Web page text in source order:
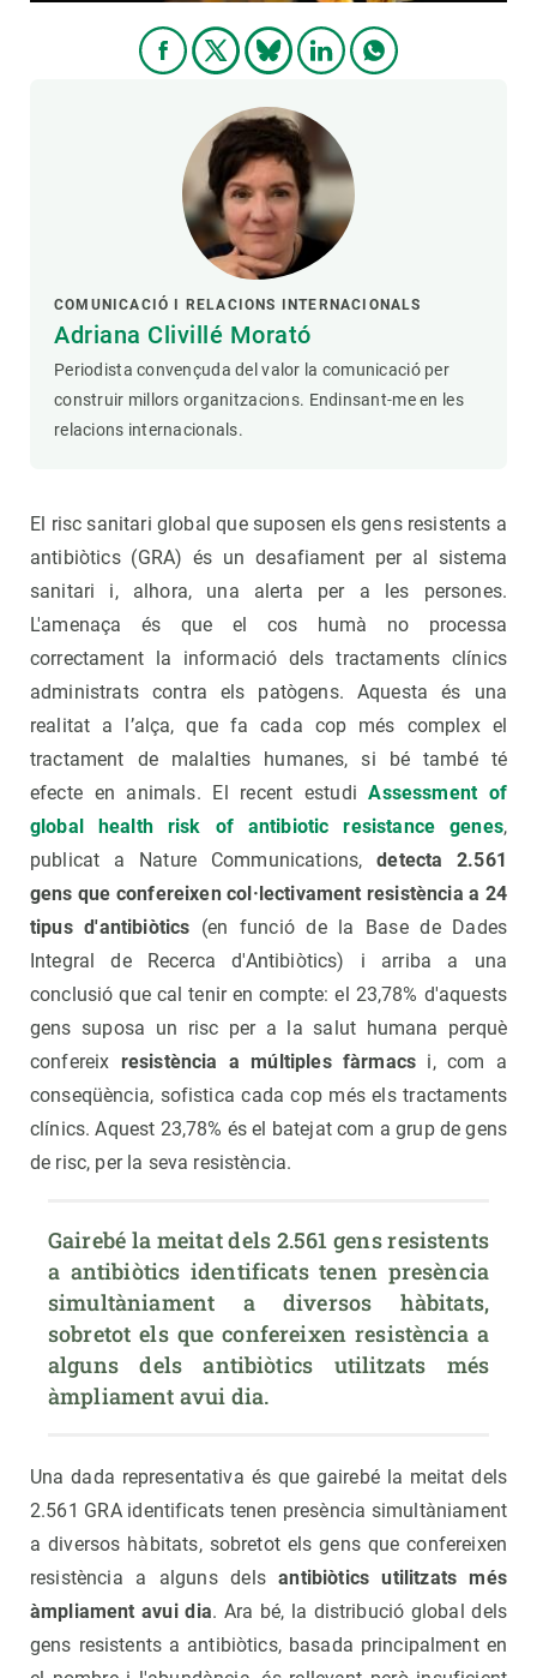
COMUNICACIÓ I RELACIONS INTERNACIONALS
Adriana Clivillé Morató
Periodista convençuda del valor la comunicació per
construir millors organitzacions. Endinsant-me en les
relacions internacionals.
El risc sanitari global que suposen els gens resistents a
antibiòtics (GRA) és un desafiament per al sistema
sanitari i, alhora, una alerta per a les persones.
L'amenaça és que el cos humà no processa
correctament la informació dels tractaments clínics
administrats contra els patògens. Aquesta és una
realitat a l’alça, que fa cada cop més complex el
tractament de malalties humanes, si bé també té
efecte en animals. El recent estudiAssessment of
global health risk of antibiotic resistance genes,
publicat a Nature Communications,detecta 2.561
gens que confereixen col·lectivament resistència a 24
tipus d'antibiòtics (en funció de la Base de Dades
Integral de Recerca d'Antibiòtics) i arriba a una
conclusió que cal tenir en compte: el 23,78% d'aquests
gens suposa un risc per a la salut humana perquè
confereix resistència a múltiples fàrmacs i, com a
conseqüència, sofistica cada cop més els tractaments
clínics. Aquest 23,78% és el batejat com a grup de gens
de risc, per la seva resistència.
Gairebé la meitat dels 2.561 gens resistents
a antibiòtics identificats tenen presència
simultàniament a diversos hàbitats,
sobretot els que confereixen resistència a
alguns dels antibiòtics utilitzats més
àmpliament avui dia.
Una dada representativa és que gairebé la meitat dels
2.561 GRA identificats tenen presència simultàniament
a diversos hàbitats, sobretot els gens que confereixen
resistència a alguns delsantibiòtics utilitzats més
àmpliament avui dia. Ara bé, la distribució global dels
gens resistents a antibiòtics, basada principalment en